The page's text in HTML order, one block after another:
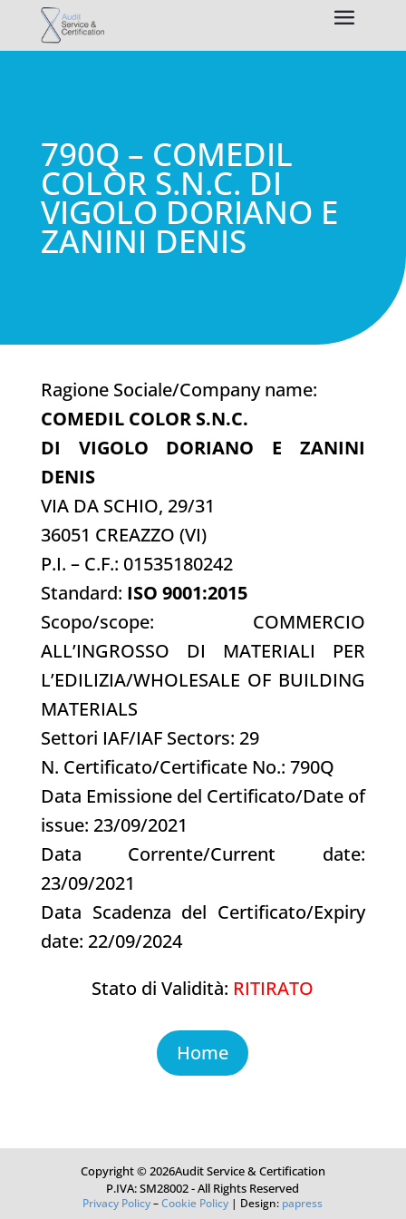
790Q – COMEDIL
COLOR S.N.C. DI
VIGOLO DORIANO E
ZANINI DENIS
Ragione Sociale/Company name:
COMEDIL COLOR S.N.C.
DI VIGOLO DORIANO E ZANINI
DENIS
VIA DA SCHIO, 29/31
36051 CREAZZO (VI)
P.I. – C.F.: 01535180242
Standard: ISO 9001:2015
Scopo/scope: COMMERCIO
ALL’INGROSSO DI MATERIALI PER
L’EDILIZIA/WHOLESALE OF BUILDING
MATERIALS
Settori IAF/IAF Sectors: 29
N. Certificato/Certificate No.: 790Q
Data Emissione del Certificato/Date of
issue: 23/09/2021
Data Corrente/Current date:
23/09/2021
Data Scadenza del Certificato/Expiry
date: 22/09/2024
Stato di Validità: RITIRATO
Home
Copyright © 2026Audit Service & Certification
P.IVA: SM28002 - All Rights Reserved
Privacy Policy–Cookie Policy | Design: papress